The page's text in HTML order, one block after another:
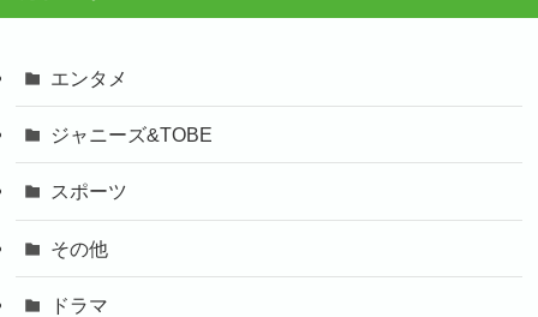
エンタメ
ジャニーズ&TOBE
スポーツ
その他
ドラマ